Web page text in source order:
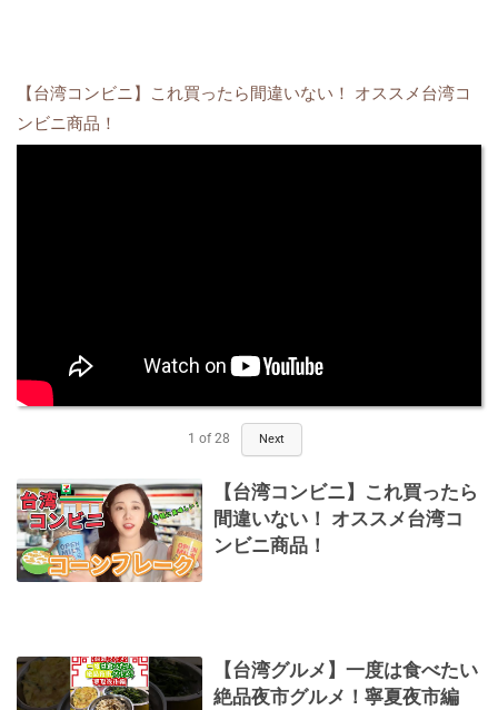
【台湾コンビニ】これ買ったら間違いない！ オススメ台湾コ
ンビニ商品！
1 of 28 Next
【台湾コンビニ】これ買ったら
間違いない！ オススメ台湾コ
ンビニ商品！
【台湾グルメ】一度は食べたい
絶品夜市グルメ！寧夏夜市編